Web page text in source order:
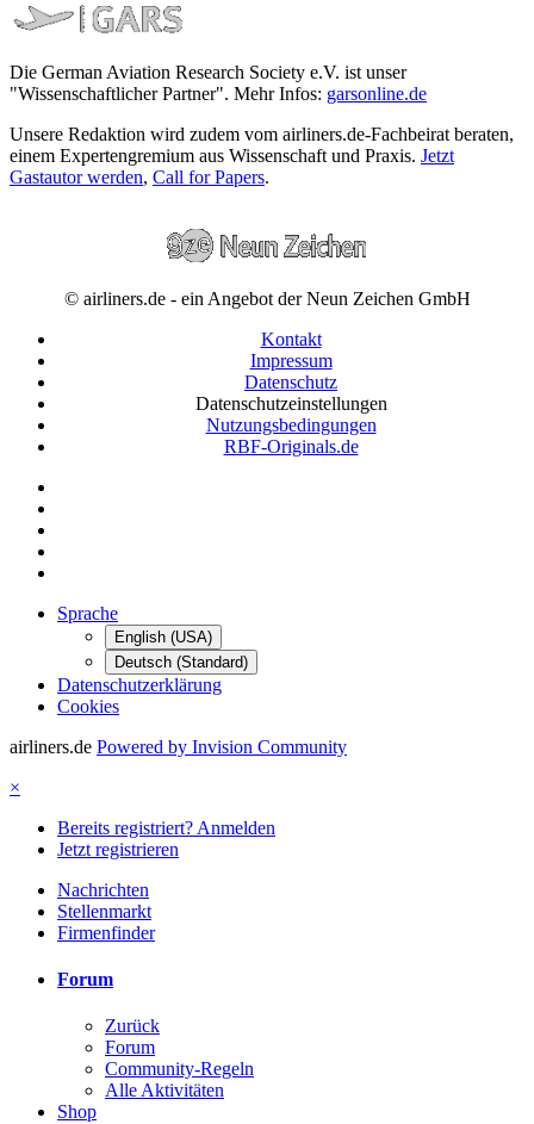
Die German Aviation Research Society e.V. ist unser
"Wissenschaftlicher Partner". Mehr Infos: garsonline.de
Unsere Redaktion wird zudem vom airliners.de-Fachbeirat beraten,
einem Expertengremium aus Wissenschaft und Praxis. Jetzt
Gastautor werden, Call for Papers.
© airliners.de - ein Angebot der Neun Zeichen GmbH
Kontakt
Impressum
Datenschutz
Datenschutzeinstellungen
Nutzungsbedingungen
RBF-Originals.de
Sprache
English (USA)
Deutsch (Standard)
Datenschutzerklärung
Cookies
airliners.de Powered by Invision Community
×
Bereits registriert? Anmelden
Jetzt registrieren
Nachrichten
Stellenmarkt
Firmenfinder
Forum
Zurück
Forum
Community-Regeln
Alle Aktivitäten
Shop